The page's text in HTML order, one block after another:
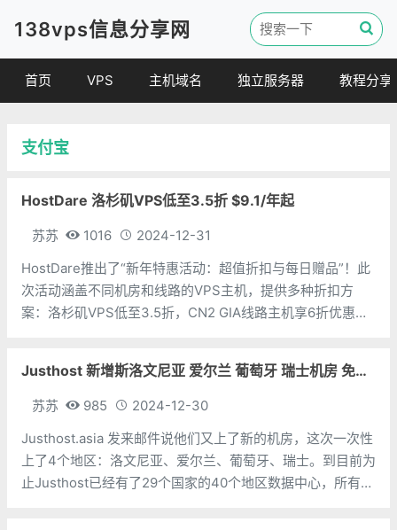
138vps信息分享网
首页 VPS 主机域名 独立服务器 教程分享
支付宝
HostDare 洛杉矶VPS低至3.5折 $9.1/年起
苏苏 1016
2024-12-31
HostDare推出了“新年特惠活动：超值折扣与每日赠品”！此
次活动涵盖不同机房和线路的VPS主机，提供多种折扣方
案：洛杉矶VPS低至3.5折，CN2 GIA线路主机享6折优惠，
Justhost 新增斯洛文尼亚 爱尔兰 葡萄牙 瑞士机房 免费换机房 换IP
苏苏 985
2024-12-30
Justhost.asia 发来邮件说他们又上了新的机房，这次一次性
上了4个地区：洛文尼亚、爱尔兰、葡萄牙、瑞士。到目前为
止Justhost已经有了29个国家的40个地区数据中心，所有